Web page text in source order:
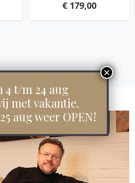
€ 179,00
4 t/m 24 aug
met vakantie.
aug weer OPEN!